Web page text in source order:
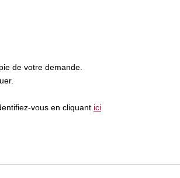
de votre demande.
vous en cliquant ici